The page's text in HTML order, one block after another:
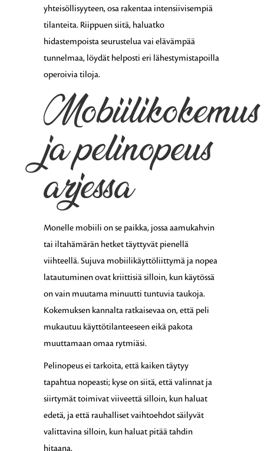
yhteisöllisyyteen, osa rakentaa intensiivisempiä
tilanteita. Riippuen siitä, haluatko
hidastempoista seurustelua vai elävämpää
tunnelmaa, löydät helposti eri lähestymistapoilla
operoivia tiloja.
Mobiilikokemus
ja pelinopeus
arjessa
Monelle mobiili on se paikka, jossa aamukahvin
tai iltahämärän hetket täyttyvät pienellä
viihteellä. Sujuva mobiilikäyttöliittymä ja nopea
latautuminen ovat kriittisiä silloin, kun käytössä
on vain muutama minuutti tuntuvia taukoja.
Kokemuksen kannalta ratkaisevaa on, että peli
mukautuu käyttötilanteeseen eikä pakota
muuttamaan omaa rytmiäsi.
Pelinopeus ei tarkoita, että kaiken täytyy
tapahtua nopeasti; kyse on siitä, että valinnat ja
siirtymät toimivat viiveettä silloin, kun haluat
edetä, ja että rauhalliset vaihtoehdot säilyvät
valittavina silloin, kun haluat pitää tahdin
hitaana.